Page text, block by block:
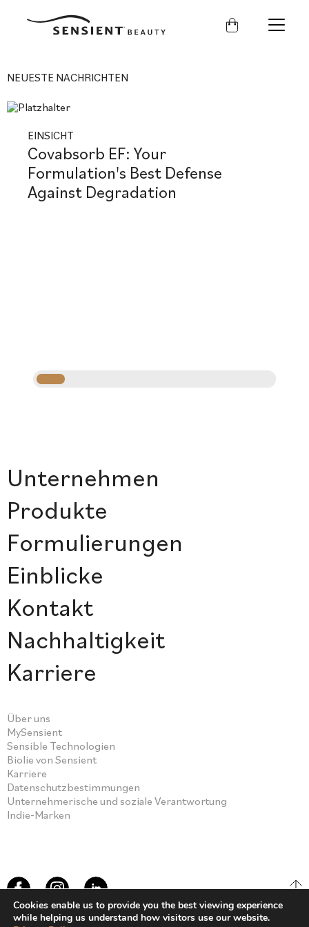
Sensient
NEUESTE NACHRICHTEN
EINSICHT
Covabsorb EF: Your
Formulation's Best Defense
Against Degradation
Unternehmen
Produkte
Formulierungen
Einblicke
Kontakt
Nachhaltigkeit
Karriere
Über uns
MySensient
Sensible Technologien
Biolie von Sensient
Karriere
Datenschutzbestimmungen
Unternehmerische und soziale Verantwortung
Indie-Marken
Cookies enable us to provide you the best viewing experience
while helping us understand how visitors use our website.